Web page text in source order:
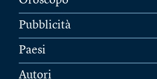
Pubblicità
Paesi
Autori